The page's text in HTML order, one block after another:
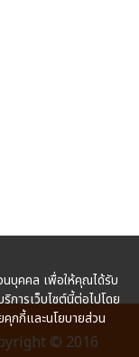
© 2016
นบุคคล เพื่อให้คุณได้รับ
การเว็บไซต์นี้ต่อไปโดย
กกี้และนโยบายส่วน